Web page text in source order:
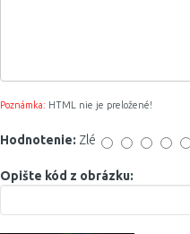
Poznámka: HTML nie je preložené!
Hodnotenie: Zlé
Opište kód z obrázku: